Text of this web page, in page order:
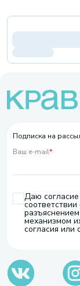
Подписка на
Ваш e-mail*
Даю
соответствии
механизмом
согласия или